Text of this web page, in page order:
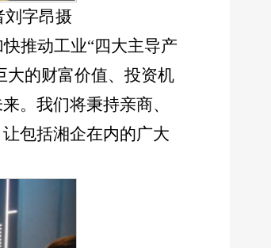
刘字昂摄
推动工业“四大主导产
大的财富价值、投资机
。我们将秉持亲商、
包括湘企在内的广大